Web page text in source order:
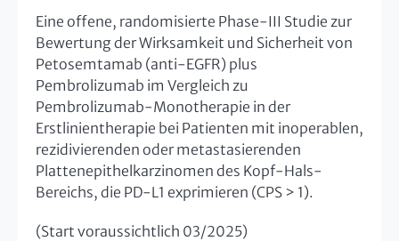
Eine offene, randomisierte Phase-III Studie zur
Bewertung der Wirksamkeit und Sicherheit von
Petosemtamab (anti-EGFR) plus
Pembrolizumab im Vergleich zu
Pembrolizumab-Monotherapie in der
Erstlinientherapie bei Patienten mit inoperablen,
rezidivierenden oder metastasierenden
Plattenepithelkarzinomen des Kopf-Hals-
Bereichs, die PD-L1 exprimieren (CPS > 1).
(Start voraussichtlich 03/2025)